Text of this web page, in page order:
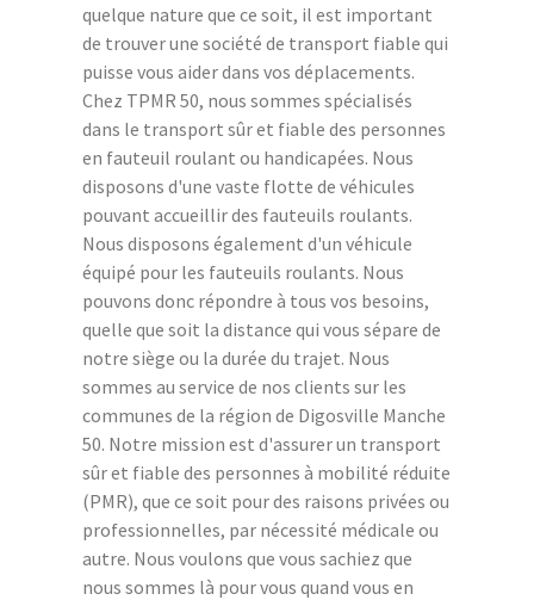
quelque nature que ce soit, il est important
de trouver une société de transport fiable qui
puisse vous aider dans vos déplacements.
Chez TPMR 50, nous sommes spécialisés
dans le transport sûr et fiable des personnes
en fauteuil roulant ou handicapées. Nous
disposons d'une vaste flotte de véhicules
pouvant accueillir des fauteuils roulants.
Nous disposons également d'un véhicule
équipé pour les fauteuils roulants. Nous
pouvons donc répondre à tous vos besoins,
quelle que soit la distance qui vous sépare de
notre siège ou la durée du trajet. Nous
sommes au service de nos clients sur les
communes de la région de Digosville Manche
50. Notre mission est d'assurer un transport
sûr et fiable des personnes à mobilité réduite
(PMR), que ce soit pour des raisons privées ou
professionnelles, par nécessité médicale ou
autre. Nous voulons que vous sachiez que
nous sommes là pour vous quand vous en